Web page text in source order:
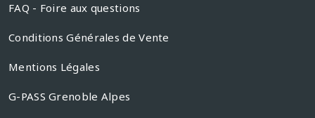
FAQ - Foire aux questions
Conditions Générales de Vente
Mentions Légales
G-PASS Grenoble Alpes